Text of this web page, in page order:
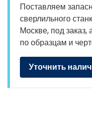
Поставляем
сверлильного
Москве, под заказ,
по образцам и
Уточнить